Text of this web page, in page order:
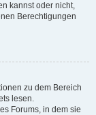
kannst oder nicht,
Berechtigungen
zu dem Bereich
lesen.
Forums, in dem sie